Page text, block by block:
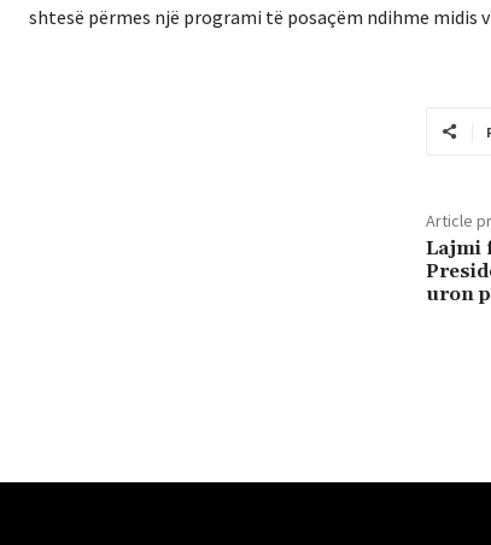
shtesë përmes një programi të posaçëm ndihme midis
Article
Lajmi
uron